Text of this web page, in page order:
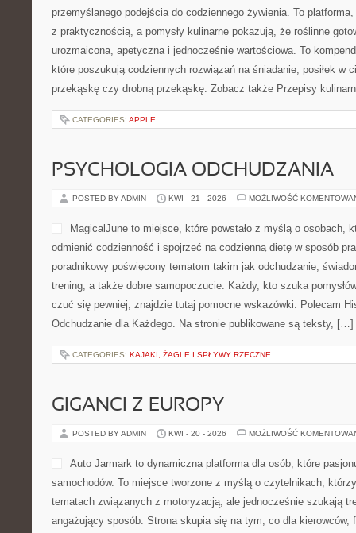
przemyślanego podejścia do codziennego żywienia. To
z praktycznością, a pomysły kulinarne pokazują, że roślinne
urozmaicona, apetyczna i jednocześnie wartościowa. To
które poszukują codziennych rozwiązań na śniadanie, posiłek w
przekąskę czy drobną przekąskę. Zobacz także Przepisy
CATEGORIES: APPLE
PSYCHOLOGIA ODCHUDZANIA
POSTED BY ADMIN KWI - 21 - 2026 MOŻLIWOŚĆ
MagicalJune to miejsce, które powstało z myślą o osobach,
odmienić codzienność i spojrzeć na codzienną dietę w sposób
poradnikowy poświęcony tematom takim jak odchudzanie,
trening, a także dobre samopoczucie. Każdy, kto szuka
czuć się pewniej, znajdzie tutaj pomocne wskazówki. Polecam
Odchudzanie dla Każdego. Na stronie publikowane są teksty, […]
CATEGORIES: KAJAKI, ŻAGLE I SPŁYWY RZECZNE
GIGANCI Z EUROPY
POSTED BY ADMIN KWI - 20 - 2026 MOŻLIWOŚĆ
Auto Jarmark to dynamiczna platforma dla osób, które
samochodów. To miejsce tworzone z myślą o czytelnikach,
tematach związanych z motoryzacją, ale jednocześnie szukają
angażujący sposób. Strona skupia się na tym, co dla kierowców,